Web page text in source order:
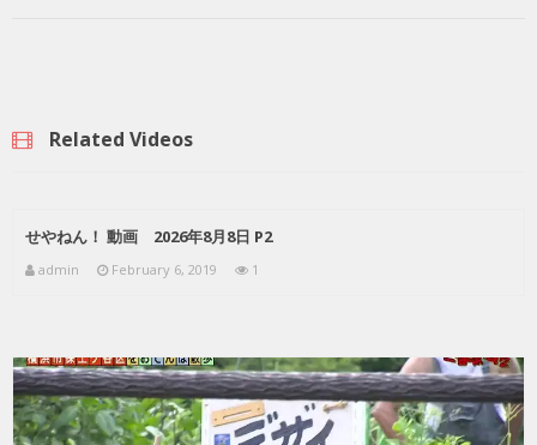
Related Videos
せやねん！ 動画 2026年8月8日 P2
admin February 6, 2019 1